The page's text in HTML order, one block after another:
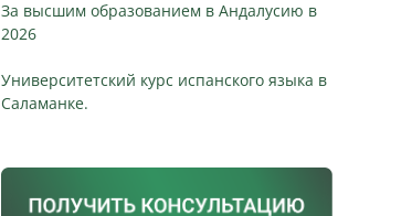
За высшим образованием в Андалусию в
2026
Университетский курс испанского языка в
Саламанке.